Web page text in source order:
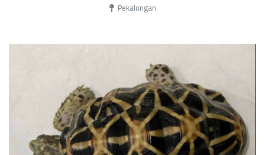
Pekalongan